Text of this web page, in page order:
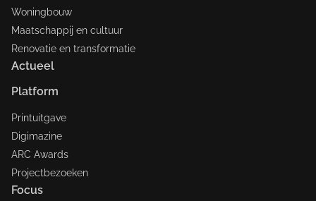
Woningbouw
Maatschappij en cultuur
Renovatie en transformatie
Actueel
Platform
Printuitgave
Digimazine
ARC Awards
Projectbezoeken
Focus